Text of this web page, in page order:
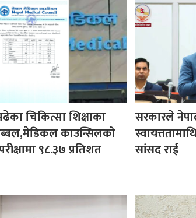
चिकित्सा शिक्षाका
अब्बल,मेडिकल काउन्सिलको
९८.३७ प्रतिशत
सरकारले
सांसद राई